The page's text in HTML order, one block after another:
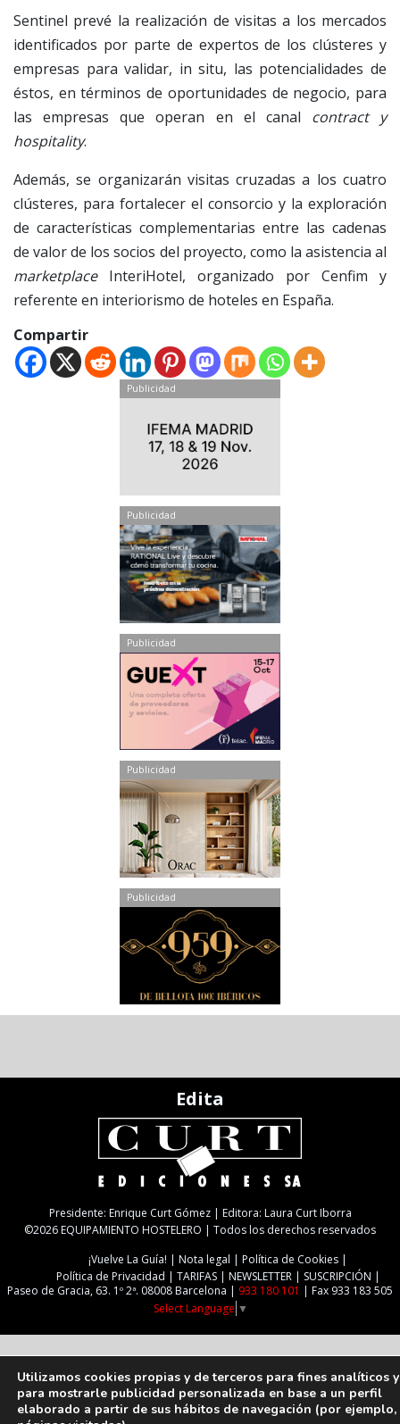
Sentinel prevé la realización de visitas a los mercados
identificados por parte de expertos de los clústeres y
empresas para validar, in situ, las potencialidades de
éstos, en términos de oportunidades de negocio, para
las empresas que operan en el canal contract y
hospitality.
Además, se organizarán visitas cruzadas a los cuatro
clústeres, para fortalecer el consorcio y la exploración
de características complementarias entre las cadenas
de valor de los socios del proyecto, como la asistencia al
marketplaceInteriHotel, organizado por Cenfim y
referente en interiorismo de hoteles en España.
Compartir
Publicidad
Publicidad
Publicidad
Publicidad
Publicidad
Edita
Presidente: Enrique Curt Gómez | Editora: Laura Curt Iborra
©2026 EQUIPAMIENTO HOSTELERO | Todos los derechos reservados
¡Vuelve La Guía!
Nota legal
Política de Cookies
Política de Privacidad
TARIFAS NEWSLETTER
SUSCRIPCIÓN
Paseo de Gracia, 63. 1º 2ª. 08008 Barcelona | 933 180 101 | Fax 933 183 505
Select Language ▼
Utilizamos cookies propias y de terceros para fines analíticos y
para mostrarle publicidad personalizada en base a un perfil
elaborado a partir de sus hábitos de navegación (por ejemplo,